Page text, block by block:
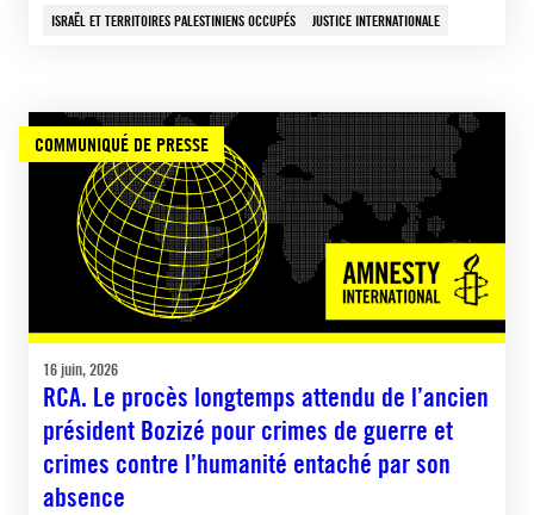
ISRAËL ET TERRITOIRES PALESTINIENS OCCUPÉS JUSTICE INTERNATIONALE
COMMUNIQUÉ DE PRESSE
16 juin, 2026
RCA. Le procès longtemps attendu de l’ancien
président Bozizé pour crimes de guerre et
crimes contre l’humanité entaché par son
absence